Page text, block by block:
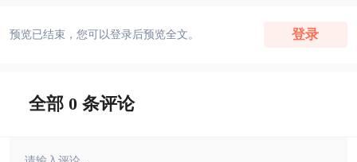
预览已结束，您可以登录后预览全文。 登录
全部 0 条评论